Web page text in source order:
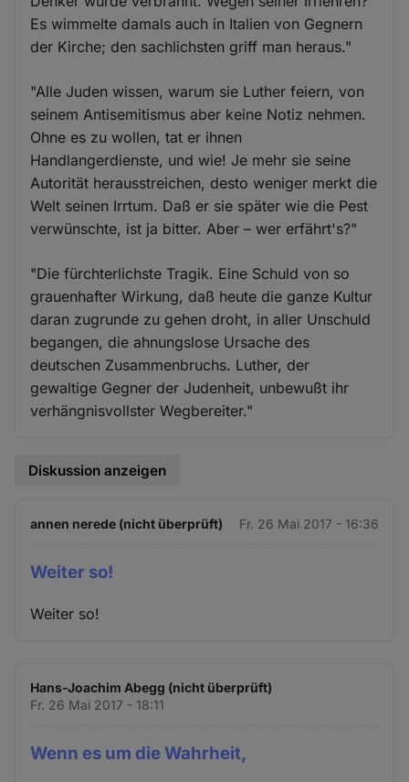
Es wimmelte damals auch in Italien von Gegnern
der Kirche; den sachlichsten griff man heraus."
"Alle Juden wissen, warum sie Luther feiern, von
seinem Antisemitismus aber keine Notiz nehmen.
Ohne es zu wollen, tat er ihnen
Handlangerdienste, und wie! Je mehr sie seine
Autorität herausstreichen, desto weniger merkt die
Welt seinen Irrtum. Daß er sie später wie die Pest
verwünschte, ist ja bitter. Aber – wer erfährt's?"
"Die fürchterlichste Tragik. Eine Schuld von so
grauenhafter Wirkung, daß heute die ganze Kultur
daran zugrunde zu gehen droht, in aller Unschuld
begangen, die ahnungslose Ursache des
deutschen Zusammenbruchs. Luther, der
gewaltige Gegner der Judenheit, unbewußt ihr
verhängnisvollster Wegbereiter."
Diskussion anzeigen
annen nerede (nicht überprüft) Fr. 26 Mai 2017 - 16:36
Weiter so!
Weiter so!
Hans-Joachim Abegg (nicht überprüft)
Fr. 26 Mai 2017 - 18:11
Wenn es um die Wahrheit,